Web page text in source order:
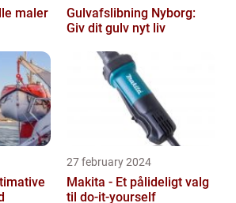
maler
Gulvafslibning Nyborg:
Giv dit gulv nyt liv
27 february 2024
Makita - Et pålideligt valg
til do-it-yourself